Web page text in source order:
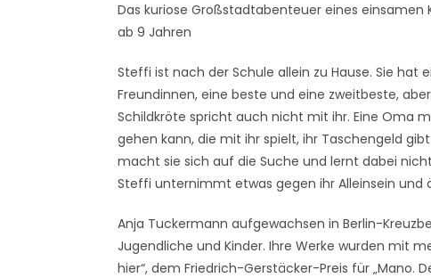
Das kuriose Großstadtabenteuer eines einsamen
ab 9 Jahren
Steffi ist nach der Schule allein zu Hause. Sie hat
Freundinnen, eine beste und eine zweitbeste,
Schildkröte spricht auch nicht mit ihr. Eine Oma
gehen kann, die mit ihr spielt, ihr Taschengeld
macht sie sich auf die Suche und lernt dabei
Steffi unternimmt etwas gegen ihr Alleinsein und
Anja Tuckermann aufgewachsen in Berlin-
Jugendliche und Kinder. Ihre Werke wurden mit
hier“, dem Friedrich-Gerstäcker-Preis für „Mano.